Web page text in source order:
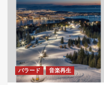
バラード 音楽再生